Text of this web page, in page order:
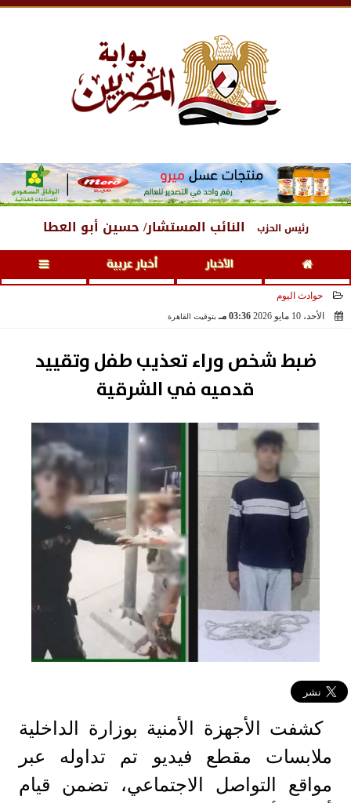
رئيس الحزب النائب المستشار/ حسين أبو العطا
الأخبار أخبار عربية
حوادث اليوم
الأحد، 10 مايو 2026
03:36 مـ بتوقيت القاهرة
ضبط شخص وراء تعذيب طفل وتقييد
قدميه في الشرقية
كشفت الأجهزة الأمنية بوزارة الداخلية
ملابسات مقطع فيديو تم تداوله عبر
مواقع التواصل الاجتماعي، تضمن قيام